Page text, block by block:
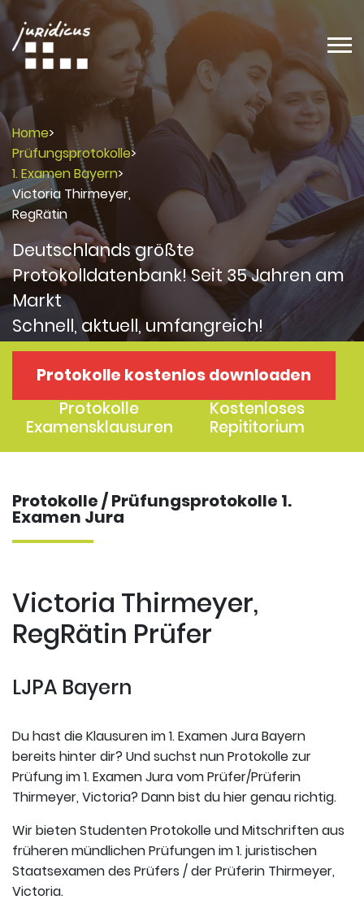
Home>
Prüfungsprotokolle>
1. Examen Bayern>
Victoria Thirmeyer,
RegRätin
Deutschlands größte
Protokolldatenbank! Seit 35 Jahren am
Markt
Schnell, aktuell, umfangreich!
Protokolle kostenlos downloaden
1. Examen
2. Examen
Protokolle
Examensklausuren
Kostenloses
Repititorium
Protokolle / Prüfungsprotokolle 1.
Examen Jura
Victoria Thirmeyer,
RegRätin Prüfer
LJPA Bayern
Du hast die Klausuren im 1. Examen Jura Bayern
bereits hinter dir? Und suchst nun Protokolle zur
Prüfung im 1. Examen Jura vom Prüfer/Prüferin
Thirmeyer, Victoria? Dann bist du hier genau richtig.
Wir bieten Studenten Protokolle und Mitschriften aus
früheren mündlichen Prüfungen im 1. juristischen
Staatsexamen des Prüfers / der Prüferin Thirmeyer,
Victoria.